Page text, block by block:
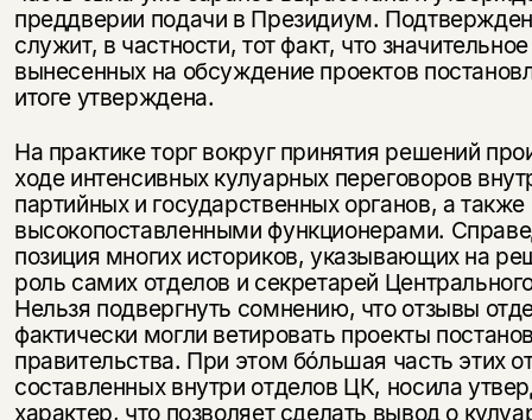
преддверии подачи в Президиум.
служит, в частности, тот факт, что
вынесенных на обсуждение проектов
итоге утверждена.
На практике торг вокруг принятия решений
ходе интенсивных кулуарных переговоров
партийных и государственных органов, а
высокопоставленными функционерами.
позиция многих историков, указывающих на
роль самих отделов и секретарей
Нельзя подвергнуть сомнению, что отзывы
фактически могли ветировать проекты
правительства. При этом бóльшая часть этих
составленных внутри отделов ЦК, носила
характер, что позволяет сделать вывод о